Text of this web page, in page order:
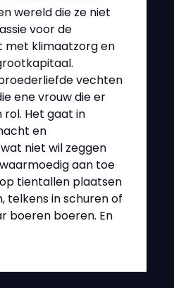
wereld die ze niet
voor de
met klimaatzorg en
vechten
ene vrouw die er
rol. Het gaat in
en
niet wil zeggen
aan toe
tientallen plaatsen
telkens in schuren of
boeren boeren. En